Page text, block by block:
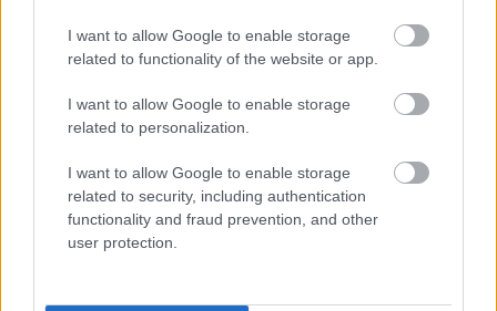
I want to allow Google to enable storage
related to functionality of the website or app.
I want to allow Google to enable storage
related to personalization.
I want to allow Google to enable storage
related to security, including authentication
functionality and fraud prevention, and other
user protection.
A lakosságra is fontos szerep hárul a
szúnyoginvázió elkerülésében
Országos hírek
Túlfogyasztás napja - július 30-ra felhasználta az
emberiség a Föld egész évre elegendő erőforrásait
Ma van idén a túlfogyasztás világnapja: az emberiség eddigre